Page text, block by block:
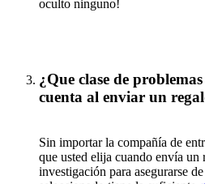
oculto ninguno!
¿Que clase de
cuenta al enviar un
Sin importar la compañía de
que usted elija cuando envía un
investigación para asegurarse